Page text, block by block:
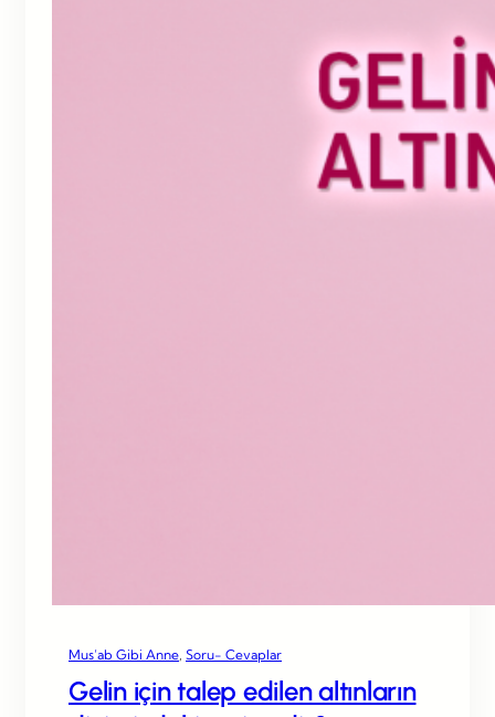
Mus’ab Gibi Anne Soru- Cevaplar
Gelin için talep edilen altınların